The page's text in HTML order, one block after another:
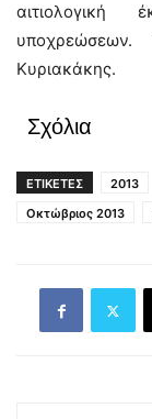
Κυριακάκης.
Σχόλια
ΕΤΙΚΕΤΕΣ 2013
Οκτώβριος 2013